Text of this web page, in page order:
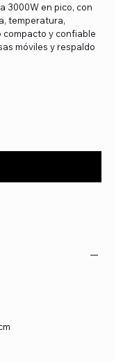
3000W en pico, con
temperatura,
y confiable
móviles y respaldo